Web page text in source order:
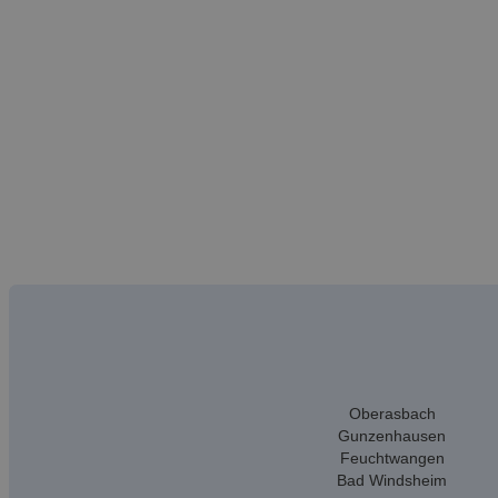
Oberasbach
Gunzenhausen
Feuchtwangen
Bad Windsheim